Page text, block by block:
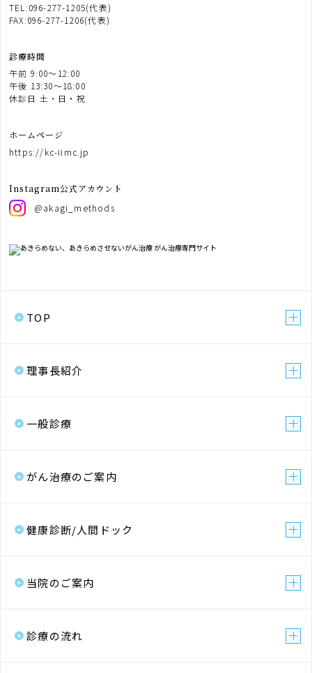
TEL:096-277-1205(代表)
FAX:096-277-1206(代表)
診療時間
午前 9:00〜12:00
午後 13:30〜18:00
休診日 土・日・祝
ホームページ
https://kc-iimc.jp
Instagram公式アカウント
@akagi_methods
TOP
理事長紹介
一般診療
がん治療のご案内
健康診断/人間ドック
当院のご案内
診療の流れ